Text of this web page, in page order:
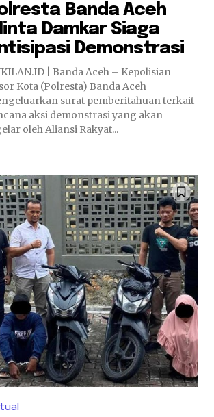
Banda Aceh
Damkar Siaga
Demonstrasi
| Banda Aceh – Kepolisian
Kota (Polresta) Banda Aceh
surat pemberitahuan terkait
aksi demonstrasi yang akan
oleh Aliansi Rakyat...